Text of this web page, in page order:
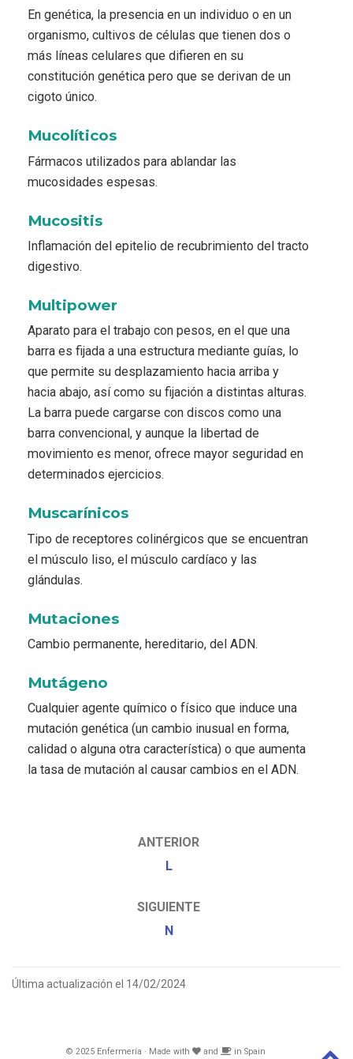
En genética, la presencia en un individuo o en un
organismo, cultivos de células que tienen dos o
más líneas celulares que difieren en su
constitución genética pero que se derivan de un
cigoto único.
Mucolíticos
Fármacos utilizados para ablandar las
mucosidades espesas.
Mucositis
Inflamación del epitelio de recubrimiento del tracto
digestivo.
Multipower
Aparato para el trabajo con pesos, en el que una
barra es fijada a una estructura mediante guías, lo
que permite su desplazamiento hacia arriba y
hacia abajo, así como su fijación a distintas alturas.
La barra puede cargarse con discos como una
barra convencional, y aunque la libertad de
movimiento es menor, ofrece mayor seguridad en
determinados ejercicios.
Muscarínicos
Tipo de receptores colinérgicos que se encuentran
el músculo liso, el músculo cardíaco y las
glándulas.
Mutaciones
Cambio permanente, hereditario, del ADN.
Mutágeno
Cualquier agente químico o físico que induce una
mutación genética (un cambio inusual en forma,
calidad o alguna otra característica) o que aumenta
la tasa de mutación al causar cambios en el ADN.
ANTERIOR
L
SIGUIENTE
N
Última actualización el 14/02/2024
© 2025 Enfermería · Made with and in Spain